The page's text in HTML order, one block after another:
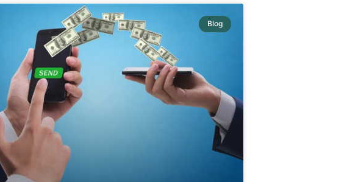
Blog